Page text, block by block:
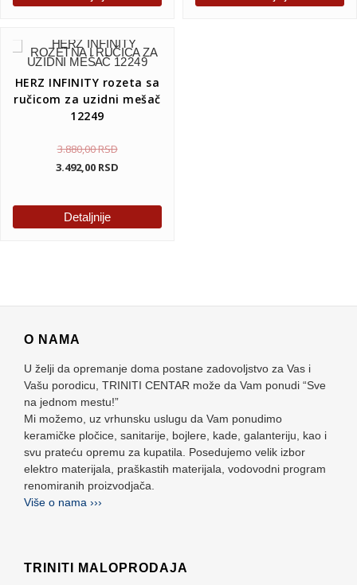
HERZ INFINITY rozeta sa
ručicom za uzidni mešač
12249
3.880,00RSD
3.492,00 RSD
Detaljnije
O NAMA
U želji da opremanje doma postane zadovoljstvo za Vas i
Vašu porodicu, TRINITI CENTAR može da Vam ponudi “Sve
na jednom mestu!”
Mi možemo, uz vrhunsku uslugu da Vam ponudimo
keramičke pločice, sanitarije, bojlere, kade, galanteriju, kao i
svu prateću opremu za kupatila. Posedujemo velik izbor
elektro materijala, praškastih materijala, vodovodni program
renomiranih proizvodjača.
Više o nama ›››
TRINITI MALOPRODAJA